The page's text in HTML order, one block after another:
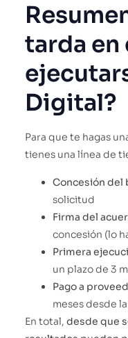
tarda en
Digital?
Para que te hagas
tienes una línea de
Concesión del
solicitud
Firma del
concesión (lo
Primera
un plazo de 3
Pago a
meses desde
En total, desde que